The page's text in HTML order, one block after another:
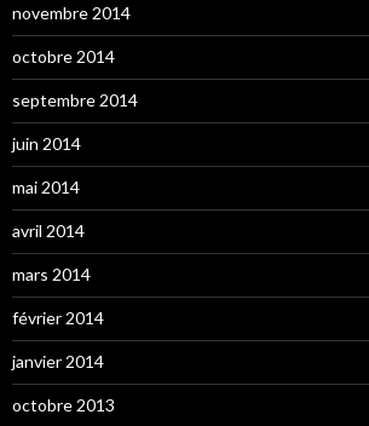
novembre 2014
octobre 2014
septembre 2014
juin 2014
mai 2014
avril 2014
mars 2014
février 2014
janvier 2014
octobre 2013